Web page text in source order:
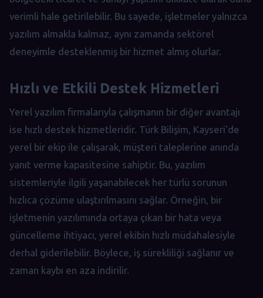
verimli hale getirilebilir. Bu sayede, işletmeler yalnızca
yazılım almakla kalmaz, aynı zamanda sektörel
deneyimle desteklenmiş bir hizmet almış olurlar.
Hızlı ve Etkili Destek Hizmetleri
Yerel yazılım firmalarıyla çalışmanın bir diğer avantajı
ise hızlı destek hizmetleridir. Türk Bilişim, Kayseri'de
yerel bir ekip ile çalışarak, müşteri taleplerine anında
yanıt verme kapasitesine sahiptir. Bu, yazılım
sistemleriyle ilgili yaşanabilecek her türlü sorunun
hızlıca çözüme ulaştırılmasını sağlar. Örneğin, bir
işletmenin yazılımında ortaya çıkan bir hata veya
güncelleme ihtiyacı, yerel ekibin hızlı müdahalesiyle
derhal giderilebilir. Böylece, iş sürekliliği sağlanır ve
zaman kaybı en aza indirilir.